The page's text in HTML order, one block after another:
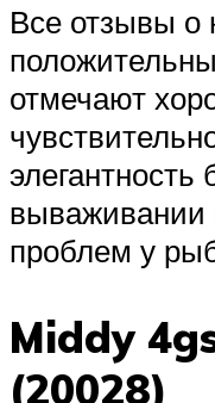
Все отзывы о
отмечают
элегантность
вываживании
проблем у
Middy
(20028)